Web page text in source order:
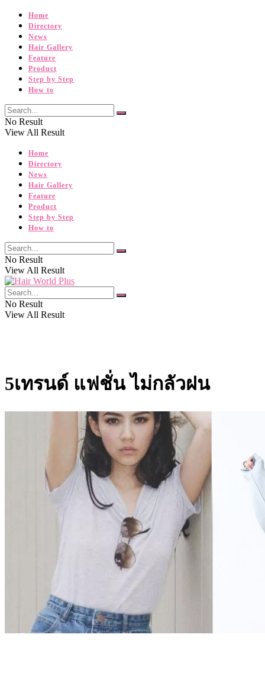
Home
Directory
News
Hair Gallery
Feature
Product
Step by Step
How to
No Result
View All Result
Home
Directory
News
Hair Gallery
Feature
Product
Step by Step
How to
No Result
View All Result
No Result
View All Result
5เทรนด์ แฟชั่น ไม่กลัวฝน